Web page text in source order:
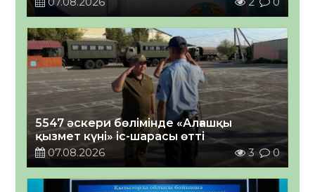
5547 әскери бөлімінде «Алғашқы
қызмет күні» іс-шарасы өтті
07.08.2026
3 0